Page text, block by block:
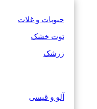
حبوبات و غلات
توت خشک
زرشک
آلو و قیسی